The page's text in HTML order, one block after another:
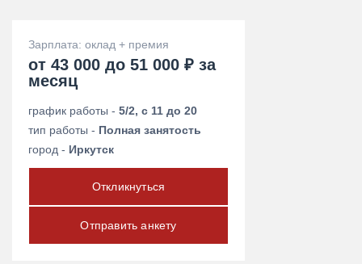
Зарплата: оклад + премия
от 43 000 до 51 000 ₽ за
месяц
график работы - 5/2, с 11 до 20
тип работы - Полная занятость
город - Иркутск
Откликнуться
Отправить анкету